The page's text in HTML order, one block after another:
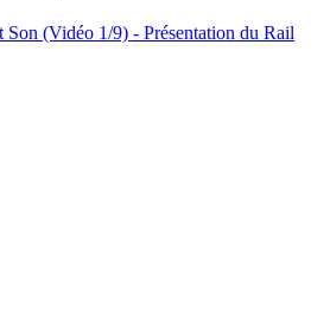
(Vidéo 1/9) - Présentation du Rail